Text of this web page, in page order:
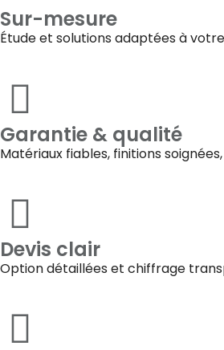
Sur-mesure
Étude et solutions adaptées à
Garantie & qualité
Matériaux fiables, finitions soignées,
Devis clair
Option détaillées et chiffrage